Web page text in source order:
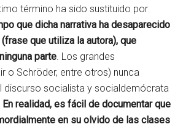
término ha sido sustituido por
que dicha narrativa ha desaparecido
que utiliza la autora), que
parte. Los grandes
o Schröder, entre otros) nunca
discurso socialista y socialdemócrata
En realidad, es fácil de documentar que
en su olvido de las clases